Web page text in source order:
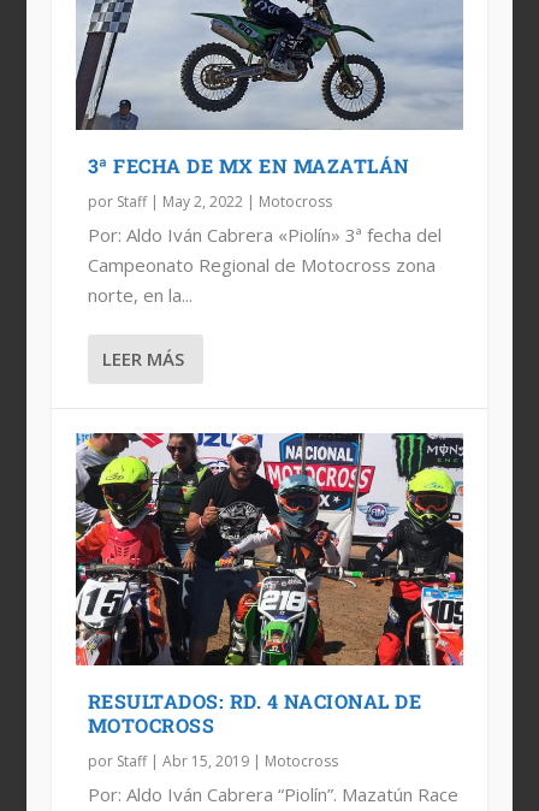
3ª FECHA DE MX EN MAZATLÁN
por Staff| May 2, 2022| Motocross
Por: Aldo Iván Cabrera «Piolín» 3ª fecha del
Campeonato Regional de Motocross zona
norte, en la...
LEER MÁS
RESULTADOS: RD. 4 NACIONAL DE
MOTOCROSS
por Staff| Abr 15, 2019| Motocross
Por: Aldo Iván Cabrera “Piolín”. Mazatún Race